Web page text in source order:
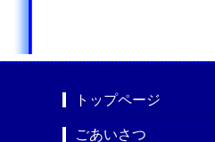
トップページ
ごあいさつ